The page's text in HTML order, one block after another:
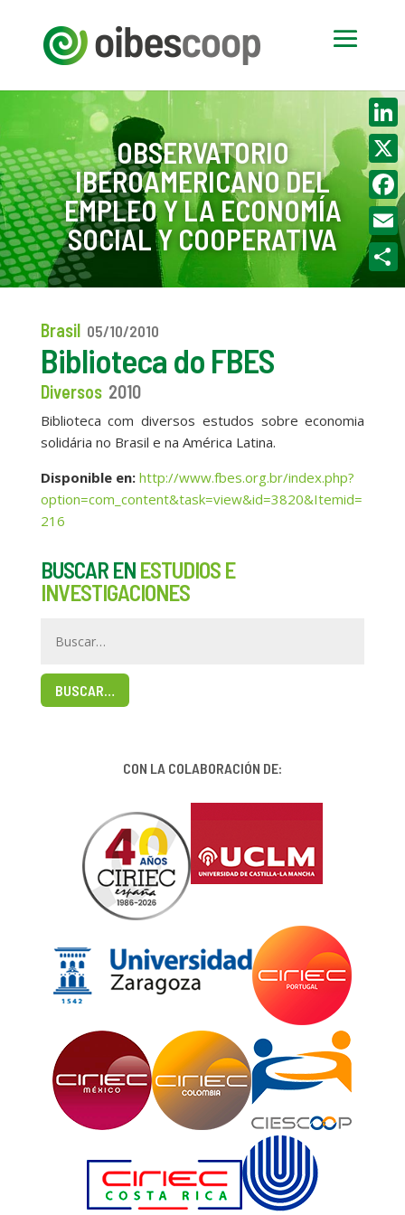
OBSERVATORIO
IBEROAMERICANO DEL
EMPLEO Y LA ECONOMÍA
SOCIAL Y COOPERATIVA
Brasil 05/10/2010
Biblioteca do FBES
Diversos 2010
Biblioteca com diversos estudos sobre economia
solidária no Brasil e na América Latina.
Disponible en: http://www.fbes.org.br/index.php?
option=com_content&task=view&id=3820&Itemid=
216
BUSCAR EN ESTUDIOS E
INVESTIGACIONES
BUSCAR…
CON LA COLABORACIÓN DE:
X
Email